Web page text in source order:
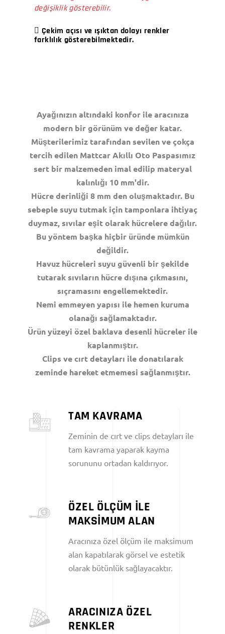
değişiklik gösterebilir.
Çekim açısı ve ışıktan dolayı renkler
farklılık gösterebilmektedir.
Ayağınızın altındaki konfor ile aracınıza
modern bir görünüm ve değer katar.
Müşterilerimiz tarafından sevilen ve çokça
tercih edilen Mattcar Akıllı Oto Paspasımız
sert bir malzemeden imal edilip materyal
kalınlığı 10 mm'dir.
Hücre derinliği 8 mm den oluşmaktadır. Bu
sebeple suyu tutmak için tamponlara ihtiyaç
duymaz, sıvılar eşit olarak hücrelere dağılır.
Bu yöntem başka hiçbir üründe mümkün
değildir.
Havuz hücreleri suyu güvenli bir şekilde
tutarak sıvıların hücre dışına çıkmasını,
sıçramasını engellemektedir.
Nemi emmeyen yapısı ile hemen kuruma
olanağı sağlamaktadır.
Ürün yüzeyi özel baklava desenli hücreler ile
kaplanmıştır.
Clips ve cırt detayları ile donatılarak
zeminde hareket etmemesi sağlanmıştır.
TAM KAVRAMA
Zeminin de cırt ve clips detayları ile
tam kavrama yaparak kayma
sorununu ortadan kaldırıyor.
ÖZEL ÖLÇÜM İLE
MAKSİMUM ALAN
Aracınıza özel ölçüm ile maksimum
alan kapatılarak görsel ve estetik
olarak bütünlük sağlayacaktır.
ARACINIZA ÖZEL
RENKLER